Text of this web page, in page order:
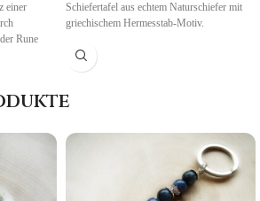
einer
Rune
Schiefertafel aus echtem Naturschiefer mit
griechischem Hermesstab-Motiv.